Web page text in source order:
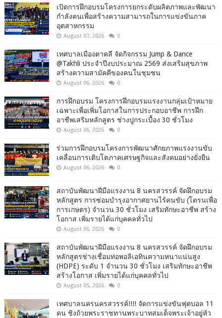
เปิดการฝึกอบรมโครงการยกระดับผลิตภาพและพัฒนา
กำลังคนเพื่อสร้างความสามารถในการแข่งขันภาค
อุตสาหกรรม
August 07, 2026 0
เทศบาลเมืองตาคลี จัดกิจกรรม Jump & Dance
@Takhli ประจำปีงบประมาณ 2569 ส่งเสริมสุขภาพ
สร้างความสามัคคีของคนในชุมชน
August 06, 2026 0
การฝึกอบรม โครงการฝึกอบรมแรงงานกลุ่มเป้าหมาย
เฉพาะเพื่อเพิ่มโอกาสในการประกอบอาชีพ การฝึก
อาชีพเสริมหลักสูตร ช่างปูกระเบื้อง 30 ชั่วโมง
August 06, 2026 0
ร่วมการฝึกอบรมโครงการพัฒนาศักยภาพแรงงานขับ
เคลื่อนการเติบโตภาคเศรษฐกิจและสังคมอย่างยั่งยืน
August 06, 2026 0
สถาบันพัฒนาฝีมือแรงงาน 8 นครสวรรค์ จัดฝึกอบรม
หลักสูตร การซ่อมบำรุงอากาศยานไร้คนขับ (โดรนเพื่อ
การเกษตร) จำนวน 30 ชั่วโมง เสริมทักษะอาชีพ สร้าง
โอกาส เพิ่มรายได้แก่บุคคลทั่วไป
August 06, 2026 0
สถาบันพัฒนาฝีมือแรงงาน 8 นครสวรรค์ จัดฝึกอบรม
หลักสูตรช่างเชื่อมท่อพอลิเอทินความหนาแน่นสูง
(HDPE) ระดับ 1 จำนวน 30 ชั่วโมง เสริมทักษะอาชีพ
สร้างโอกาส เพิ่มรายได้แก่บุคคลทั่วไป
August 05, 2026 0
เทศบาลนครนครสวรรค์!!!! จัดการแข่งขันฟุตบอล 11
คน ชิงถ้วยพระราชทานพระบาทสมเด็จพระเจ้าอยู่หัว